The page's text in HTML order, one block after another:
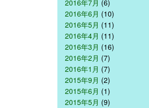
2016年7月 (6)
2016年6月 (10)
2016年5月 (11)
2016年4月 (11)
2016年3月 (16)
2016年2月 (7)
2016年1月 (7)
2015年9月 (2)
2015年6月 (1)
2015年5月 (9)